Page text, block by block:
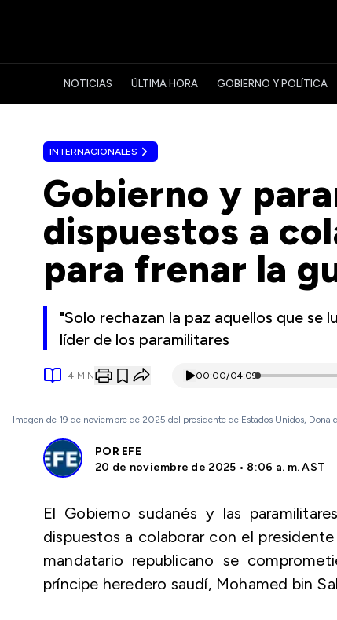
NOTICIAS ÚLTIMA HORA GOBIERNO Y POLÍTICA
INTERNACIONALES
Gobierno y
dispuestos a
para frenar la
"Solo rechazan la paz aquellos que se
líder de los paramilitares
4 MIN 00:00/04:09
Imagen de 19 de noviembre de 2025 del presidente de Estados Unidos,
POR EFE
20 de noviembre de 2025 • 8:06 a. m. AST
El Gobierno sudanés y las
dispuestos a colaborar con el
mandatario republicano se
príncipe heredero saudí, Mohamed bin